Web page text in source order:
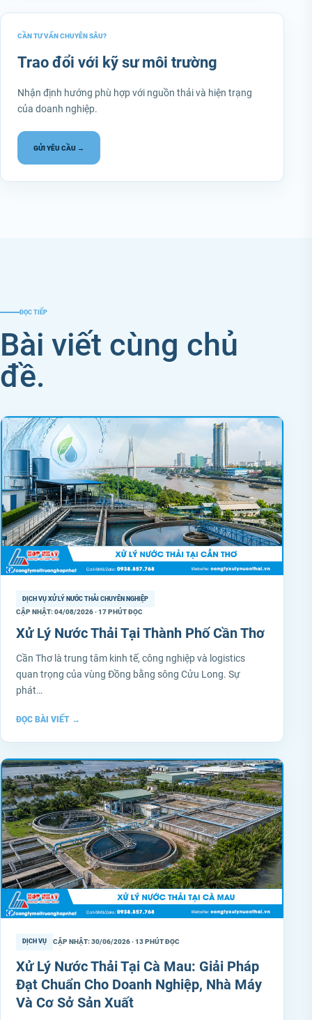
CẦN TƯ VẤN CHUYÊN SÂU?
Trao đổi với kỹ sư môi trường
Nhận định hướng phù hợp với nguồn thải và hiện trạng
của doanh nghiệp.
GỬI YÊU CẦU →
ĐỌC TIẾP
Bài viết cùng chủ
đề.
DỊCH VỤ XỬ LÝ NƯỚC THẢI CHUYÊN NGHIỆP
CẬP NHẬT: 04/08/2026 · 17 PHÚT ĐỌC
Xử Lý Nước Thải Tại Thành Phố Cần Thơ
Cần Thơ là trung tâm kinh tế, công nghiệp và logistics
quan trọng của vùng Đồng bằng sông Cửu Long. Sự
phát…
ĐỌC BÀI VIẾT →
DỊCH VỤ CẬP NHẬT: 30/06/2026 · 13 PHÚT ĐỌC
Xử Lý Nước Thải Tại Cà Mau: Giải Pháp
Đạt Chuẩn Cho Doanh Nghiệp, Nhà Máy
Và Cơ Sở Sản Xuất